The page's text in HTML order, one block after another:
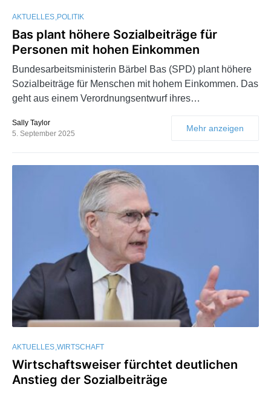
AKTUELLES POLITIK
Bas plant höhere Sozialbeiträge für
Personen mit hohen Einkommen
Bundesarbeitsministerin Bärbel Bas (SPD) plant höhere
Sozialbeiträge für Menschen mit hohem Einkommen. Das
geht aus einem Verordnungsentwurf ihres…
Sally Taylor
5. September 2025
Mehr anzeigen
AKTUELLES WIRTSCHAFT
Wirtschaftsweiser fürchtet deutlichen
Anstieg der Sozialbeiträge